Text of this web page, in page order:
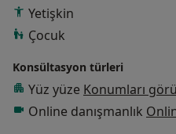
Yetişkin
Çocuk
Konsültasyon türleri
Yüz yüze Konumları
Online danışmanlık